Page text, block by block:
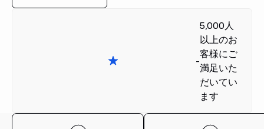
-
5,000人
以上のお
客様にご
満足いた
だいてい
ます